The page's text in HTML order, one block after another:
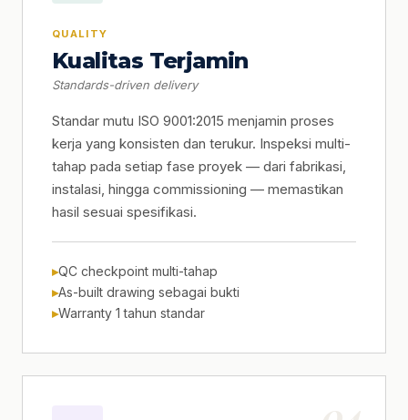
QUALITY
Kualitas Terjamin
Standards-driven delivery
Standar mutu ISO 9001:2015 menjamin proses
kerja yang konsisten dan terukur. Inspeksi multi-
tahap pada setiap fase proyek — dari fabrikasi,
instalasi, hingga commissioning — memastikan
hasil sesuai spesifikasi.
QC checkpoint multi-tahap
As-built drawing sebagai bukti
Warranty 1 tahun standar